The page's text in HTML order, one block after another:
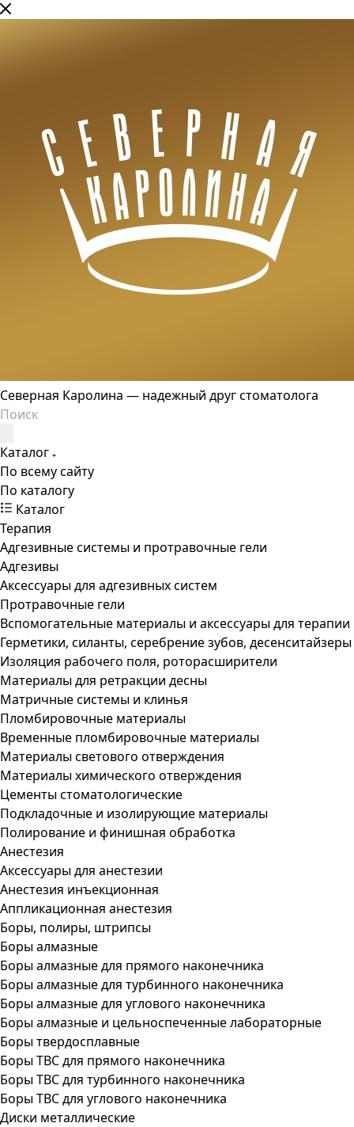
Северная Каролина — надежный друг стоматолога
Каталог
По всему сайту
По каталогу
Каталог
Терапия
Адгезивные системы и протравочные гели
Адгезивы
Аксессуары для адгезивных систем
Протравочные гели
Вспомогательные материалы и аксессуары для терапии
Герметики, силанты, серебрение зубов, десенситайзеры
Изоляция рабочего поля, роторасширители
Материалы для ретракции десны
Матричные системы и клинья
Пломбировочные материалы
Временные пломбировочные материалы
Материалы светового отверждения
Материалы химического отверждения
Цементы стоматологические
Подкладочные и изолирующие материалы
Полирование и финишная обработка
Анестезия
Аксессуары для анестезии
Анестезия инъекционная
Аппликационная анестезия
Боры, полиры, штрипсы
Боры алмазные
Боры алмазные для прямого наконечника
Боры алмазные для турбинного наконечника
Боры алмазные для углового наконечника
Боры алмазные и цельноспеченные лабораторные
Боры твердосплавные
Боры ТВС для прямого наконечника
Боры ТВС для турбинного наконечника
Боры ТВС для углового наконечника
Диски металлические